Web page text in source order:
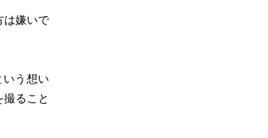
は嫌いで
いう想い
ること